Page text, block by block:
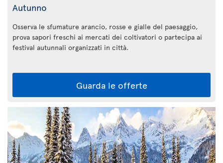
Autunno
Osserva le sfumature arancio, rosse e gialle del paesaggio,
prova sapori freschi ai mercati dei coltivatori o partecipa ai
festival autunnali organizzati in città.
Guarda le offerte